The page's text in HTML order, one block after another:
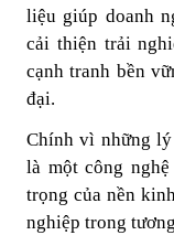
liệu giúp doanh
cải thiện trải
cạnh tranh bền
đại.
Chính vì những
là một công
trọng của nền
nghiệp trong